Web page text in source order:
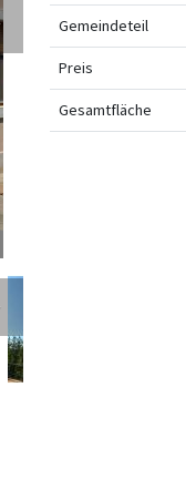
Gemeindeteil
Preis
Gesamtfläche